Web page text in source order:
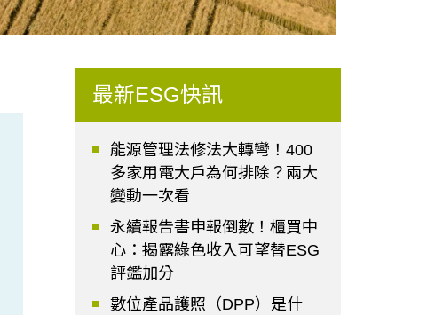
最新ESG快訊
能源管理法修法大轉彎！400
多家用電大戶為何排除？兩大
變動一次看
永續報告書申報倒數！櫃買中
心：揭露綠色收入可望替ESG
評鑑加分
數位產品護照（DPP）是什